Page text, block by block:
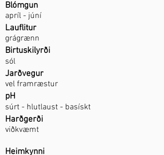
Blómgun
apríl - júní
Lauflitur
grágrænn
Birtuskilyrði
sól
Jarðvegur
vel framræstur
pH
súrt - hlutlaust - basískt
Harðgerði
viðkvæmt
Heimkynni